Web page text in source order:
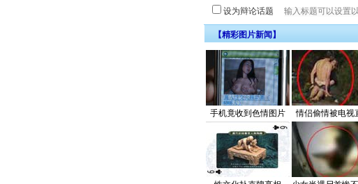
设为辩论话题
【精彩图片新闻】
手机竟收到色情图片 情侣偷情被电视